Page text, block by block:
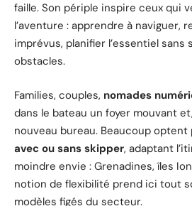
faille. Son périple inspire ceux qui
l’aventure : apprendre à naviguer,
imprévus, planifier l’essentiel sans
obstacles.
Families, couples, nomades
dans le bateau un foyer mouvant
nouveau bureau. Beaucoup optent
avec ou sans skipper, adaptant
moindre envie : Grenadines, îles
notion de flexibilité prend ici tout
modèles figés du secteur.